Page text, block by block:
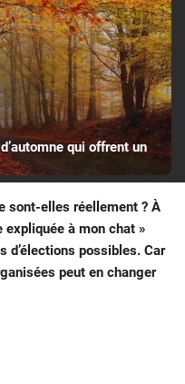
qui offrent un
sont-elles réellement ? À
à mon chat »
d’élections possibles. Car
peut en changer